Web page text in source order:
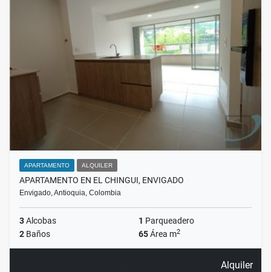
APARTAMENTO ALQUILER
APARTAMENTO EN EL CHINGUI, ENVIGADO
Envigado, Antioquia, Colombia
3Alcobas 1 Parqueadero
2 Baños 65Área m2
Alquiler